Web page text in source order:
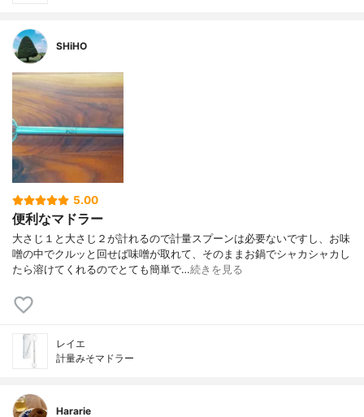
SHiHO
5.00
便利なマドラー
大さじ１と大さじ２が計れるので計量スプーンは必要ないですし、お味
噌の中でクルッと回せば味噌が取れて、そのままお鍋でシャカシャカし
たら溶けてくれるのでとても簡単で…続きを見る
レイエ
計量みそマドラー
Hararie